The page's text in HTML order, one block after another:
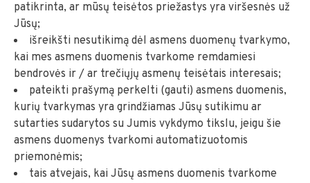
patikrinta, ar mūsų teisėtos priežastys yra viršesnės už
Jūsų;
išreikšti nesutikimą dėl asmens duomenų tvarkymo,
kai mes asmens duomenis tvarkome remdamiesi
bendrovės ir / ar trečiųjų asmenų teisėtais interesais;
pateikti prašymą perkelti (gauti) asmens duomenis,
kurių tvarkymas yra grindžiamas Jūsų sutikimu ar
sutarties sudarytos su Jumis vykdymo tikslu, jeigu šie
asmens duomenys tvarkomi automatizuotomis
priemonėmis;
tais atvejais, kai Jūsų asmens duomenis tvarkome